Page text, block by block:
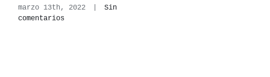
marzo 13th, 2022
Sin
comentarios